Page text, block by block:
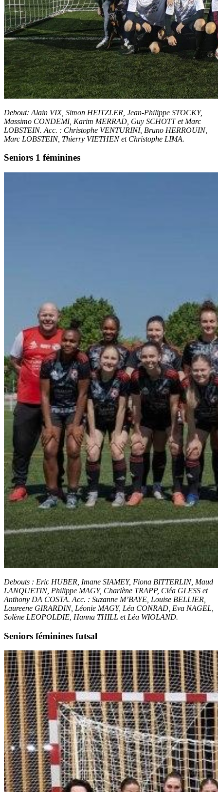
Debout: Alain VIX, Simon HEITZLER, Jean-Philippe STOCKY,
Massimo CONDEMI, Karim MERRAD, Guy SCHOTT et Marc
LOBSTEIN. Acc. : Christophe VENTURINI, Bruno HERROUIN,
Marc LOBSTEIN, Thierry VIETHEN et Christophe LIMA.
Seniors 1 féminines
Debouts : Eric HUBER, Imane SIAMEY, Fiona BITTERLIN, Maud
LANQUETIN, Philippe MAGY, Charlène TRAPP, Cléa GLESS et
Anthony DA COSTA. Acc. : Suzanne M’BAYE, Louise BELLIER,
Laureene GIRARDIN, Léonie MAGY, Léa CONRAD, Eva NAGEL,
Solène LEOPOLDIE, Hanna THILL et Léa WIOLAND.
Seniors féminines futsal